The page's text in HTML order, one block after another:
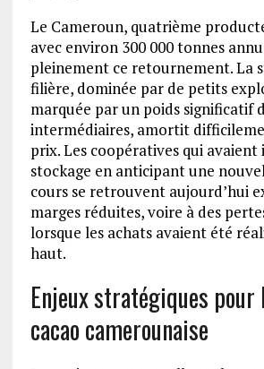
Le Cameroun, quatrième
avec environ 300 000 tonnes
pleinement ce retournement. La
filière, dominée par de petits
marquée par un poids significatif
intermédiaires, amortit
prix. Les coopératives qui avaient
stockage en anticipant une
cours se retrouvent aujourd’hui
marges réduites, voire à des
lorsque les achats avaient été
haut.
Enjeux stratégiques
cacao camerounaise